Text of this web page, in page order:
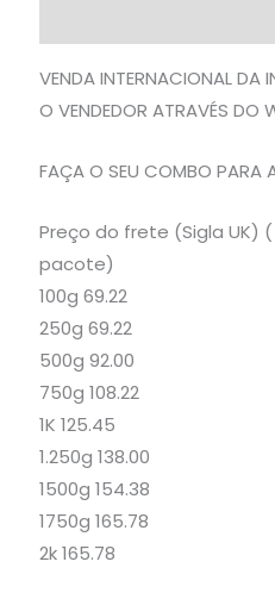
VENDA INTERNACIONAL DA
O VENDEDOR ATRAVÉS
FAÇA O SEU COMBO PARA
Preço do frete (Sigla UK)
pacote)
100g 69.22
250g 69.22
500g 92.00
750g 108.22
1K 125.45
1.250g 138.00
1500g 154.38
1750g 165.78
2k 165.78